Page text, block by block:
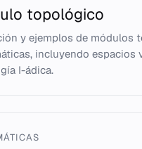
topológico
y ejemplos de módulos
incluyendo espacios
I-ádica.